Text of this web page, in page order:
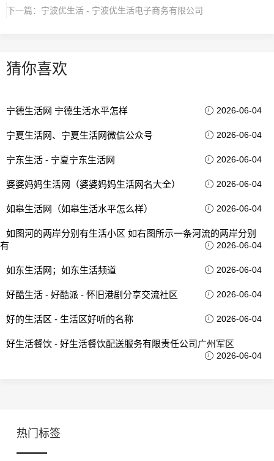
下一篇： 宁波优生活 - 宁波优生活电子商务有限公司
猜你喜欢
宁德生活网 宁德生活水平怎样 2026-06-04
宁夏生活网、宁夏生活网微信公众号 2026-06-04
宁东生活 - 宁夏宁东生活网 2026-06-04
婆婆妈妈生活网（婆婆妈妈生活网名大全） 2026-06-04
如皋生活网（如皋生活水平怎么样） 2026-06-04
如图河的两岸分别有生活小区 如右图所示一条河流的两岸分别
有
2026-06-04
如东生活网；如东生活频道 2026-06-04
好酷生活 - 好酷派 - 怀旧港剧分享交流社区 2026-06-04
好的生活区 - 生活区好听的名称 2026-06-04
好生活餐饮 - 好生活餐饮配送服务有限责任公司广州军区
2026-06-04
热门标签